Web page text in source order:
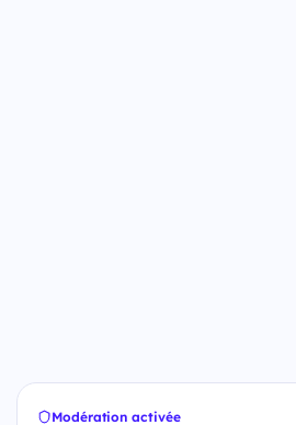
Modération activée